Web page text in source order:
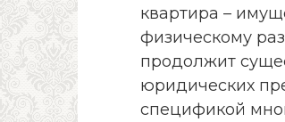
квартира –
физическому
продолжит
юридических
спецификой